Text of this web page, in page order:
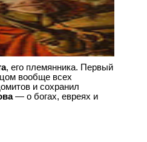
, его племянника. Первый
вообще всех
и сохранил
— о богах, евреях и